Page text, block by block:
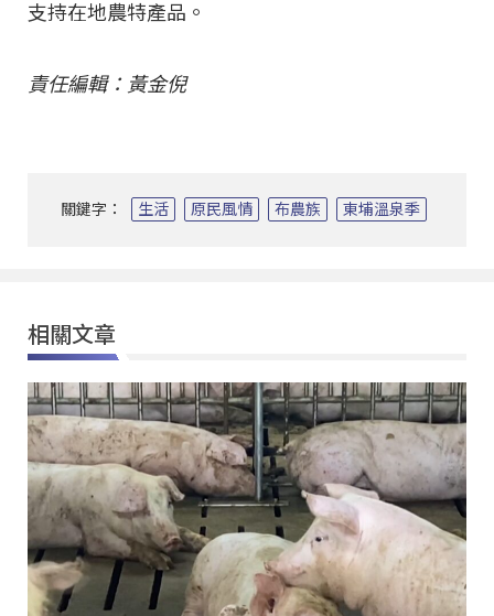
支持在地農特產品。
責任編輯：黃金倪
關鍵字： 生活 原民風情 布農族 東埔溫泉季
相關文章